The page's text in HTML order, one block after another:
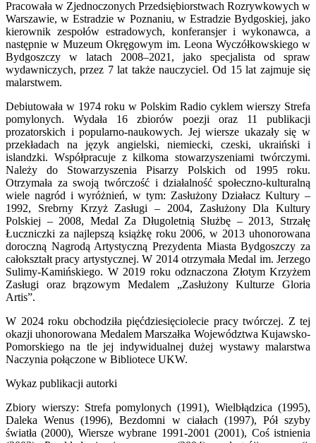
Pracowała w Zjednoczonych Przedsiębiorstwach Rozrywkowych w
Warszawie, w Estradzie w Poznaniu, w Estradzie Bydgoskiej, jako
kierownik zespołów estradowych, konferansjer i wykonawca, a
następnie w Muzeum Okręgowym im. Leona Wyczółkowskiego w
Bydgoszczy w latach 2008–2021, jako specjalista od spraw
wydawniczych, przez 7 lat także nauczyciel. Od 15 lat zajmuje się
malarstwem.
Debiutowała w 1974 roku w Polskim Radio cyklem wierszy Strefa
pomylonych. Wydała 16 zbiorów poezji oraz 11 publikacji
prozatorskich i popularno-naukowych. Jej wiersze ukazały się w
przekładach na język angielski, niemiecki, czeski, ukraiński i
islandzki. Współpracuje z kilkoma stowarzyszeniami twórczymi.
Należy do Stowarzyszenia Pisarzy Polskich od 1995 roku.
Otrzymała za swoją twórczość i działalność społeczno-kulturalną
wiele nagród i wyróżnień, w tym: Zasłużony Działacz Kultury –
1992, Srebrny Krzyż Zasługi – 2004, Zasłużony Dla Kultury
Polskiej – 2008, Medal Za Długoletnią Służbę – 2013, Strzałę
Łuczniczki za najlepszą książkę roku 2006, w 2013 uhonorowana
doroczną Nagrodą Artystyczną Prezydenta Miasta Bydgoszczy za
całokształt pracy artystycznej. W 2014 otrzymała Medal im. Jerzego
Sulimy-Kamińskiego. W 2019 roku odznaczona Złotym Krzyżem
Zasługi oraz brązowym Medalem „Zasłużony Kulturze Gloria
Artis”.
W 2024 roku obchodziła pięćdziesięciolecie pracy twórczej. Z tej
okazji uhonorowana Medalem Marszałka Województwa Kujawsko-
Pomorskiego na tle jej indywidualnej dużej wystawy malarstwa
Naczynia połączone w Bibliotece UKW.
Wykaz publikacji autorki
Zbiory wierszy: Strefa pomylonych (1991), Wielbłądzica (1995),
Daleka Wenus (1996), Bezdomni w ciałach (1997), Pół szyby
światła (2000), Wiersze wybrane 1991-2001 (2001), Coś istnienia